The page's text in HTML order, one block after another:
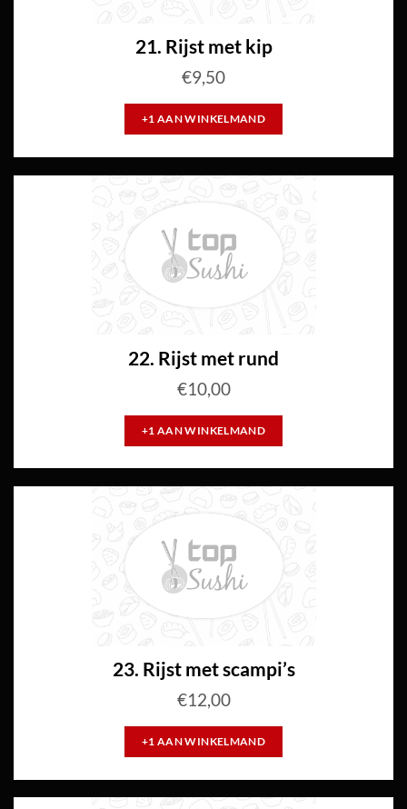
21. Rijst met kip
€9,50
+1 AAN WINKELMAND
22. Rijst met rund
€10,00
+1 AAN WINKELMAND
23. Rijst met scampi’s
€12,00
+1 AAN WINKELMAND